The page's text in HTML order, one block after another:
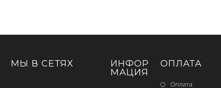
МЫ В СЕТЯХ
ИНФОР
МАЦИЯ
ОПЛАТА
Оплата